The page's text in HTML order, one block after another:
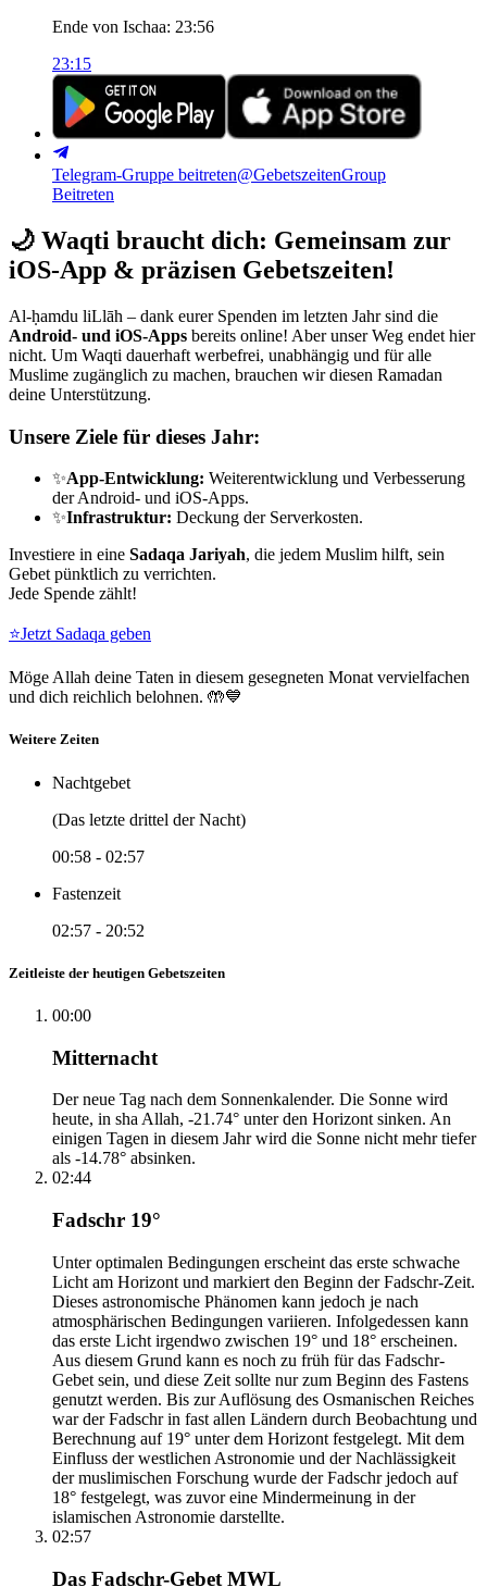
Ende von Ischaa: 23:56
23:15
Telegram-Gruppe beitreten@GebetszeitenGroup
Beitreten
🌙 Waqti braucht dich: Gemeinsam zur
iOS-App & präzisen Gebetszeiten!
Al-ḥamdu liLlāh – dank eurer Spenden im letzten Jahr sind die
Android- und iOS-Apps bereits online! Aber unser Weg endet hier
nicht. Um Waqti dauerhaft werbefrei, unabhängig und für alle
Muslime zugänglich zu machen, brauchen wir diesen Ramadan
deine Unterstützung.
Unsere Ziele für dieses Jahr:
✨App-Entwicklung: Weiterentwicklung und Verbesserung
der Android- und iOS-Apps.
✨Infrastruktur: Deckung der Serverkosten.
Investiere in eine Sadaqa Jariyah, die jedem Muslim hilft, sein
Gebet pünktlich zu verrichten.
Jede Spende zählt!
⭐Jetzt Sadaqa geben
Möge Allah deine Taten in diesem gesegneten Monat vervielfachen
und dich reichlich belohnen. 🤲💙
Weitere Zeiten
Nachtgebet
(Das letzte drittel der Nacht)
00:58 - 02:57
Fastenzeit
02:57 - 20:52
Zeitleiste der heutigen Gebetszeiten
00:00
Mitternacht
Der neue Tag nach dem Sonnenkalender. Die Sonne wird
heute, in sha Allah, -21.74° unter den Horizont sinken. An
einigen Tagen in diesem Jahr wird die Sonne nicht mehr tiefer
als -14.78° absinken.
02:44
Fadschr 19°
Unter optimalen Bedingungen erscheint das erste schwache
Licht am Horizont und markiert den Beginn der Fadschr-Zeit.
Dieses astronomische Phänomen kann jedoch je nach
atmosphärischen Bedingungen variieren. Infolgedessen kann
das erste Licht irgendwo zwischen 19° und 18° erscheinen.
Aus diesem Grund kann es noch zu früh für das Fadschr-
Gebet sein, und diese Zeit sollte nur zum Beginn des Fastens
genutzt werden. Bis zur Auflösung des Osmanischen Reiches
war der Fadschr in fast allen Ländern durch Beobachtung und
Berechnung auf 19° unter dem Horizont festgelegt. Mit dem
Einfluss der westlichen Astronomie und der Nachlässigkeit
der muslimischen Forschung wurde der Fadschr jedoch auf
18° festgelegt, was zuvor eine Mindermeinung in der
islamischen Astronomie darstellte.
02:57
Das Fadschr-Gebet MWL